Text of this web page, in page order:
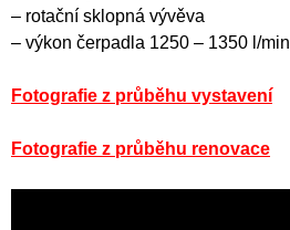
– rotační sklopná vývěva
– výkon čerpadla 1250 – 1350 l/min
Fotografie z průběhu vystavení
Fotografie z průběhu renovace